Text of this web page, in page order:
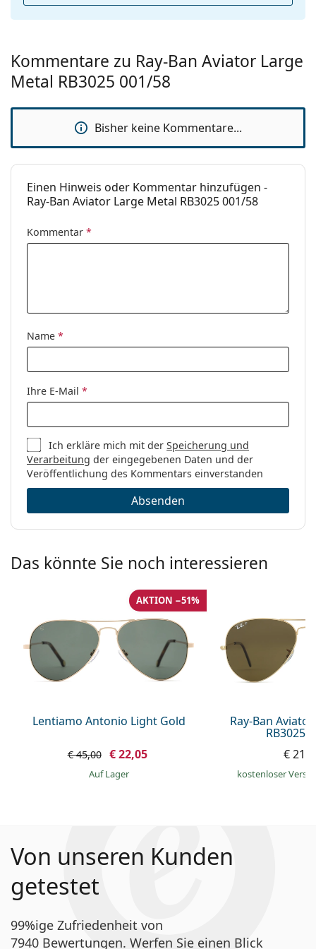
werden.
Sonnenbrillen, um weitere Modelle beliebter Marken
zu finden.
Verwendung:
Mode
Code:
RB3025 001/58 62
Mit Stärke
verfügbar :
Nein
Kommentare zu Ray-Ban Aviator Large
Metal RB3025 001/58
Bisher keine Kommentare...
Einen Hinweis oder Kommentar hinzufügen -
Ray-Ban Aviator Large Metal RB3025 001/58
Kommentar *
Name *
Ihre E-Mail *
Ich erkläre mich mit derSpeicherung und
Verarbeitung der eingegebenen Daten und der
Veröffentlichung des Kommentars einverstanden
Absenden
Das könnte Sie noch interessieren
Lentiamo Antonio Light Gold
AKTION −51%
€ 45,00 € 22,05
auf Lager
Ray-Ban
RB3025
€
kostenloser
Von unseren Kunden
getestet
99%ige Zufriedenheit von
7940 Bewertungen. Werfen Sie einen Blick